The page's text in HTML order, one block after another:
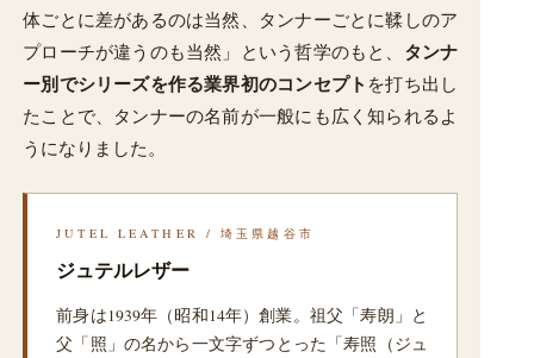
体ごとに差があるのは当然、タンナーごとに鞣しのア
プローチが違うのも当然」という哲学のもと、 タンナ
ー別でシリーズを作る業界初のコンセプト を打ち出し
たことで、タンナーの名前が一般にも広く知られるよ
うになりました。
JUTEL LEATHER / 埼玉県越谷市
ジュテルレザー
前身は1939年（昭和14年）創業。祖父「寿朗」と
父「照」の名から一文字ずつとった「寿照（ジュ